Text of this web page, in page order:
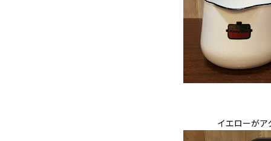
イエローが